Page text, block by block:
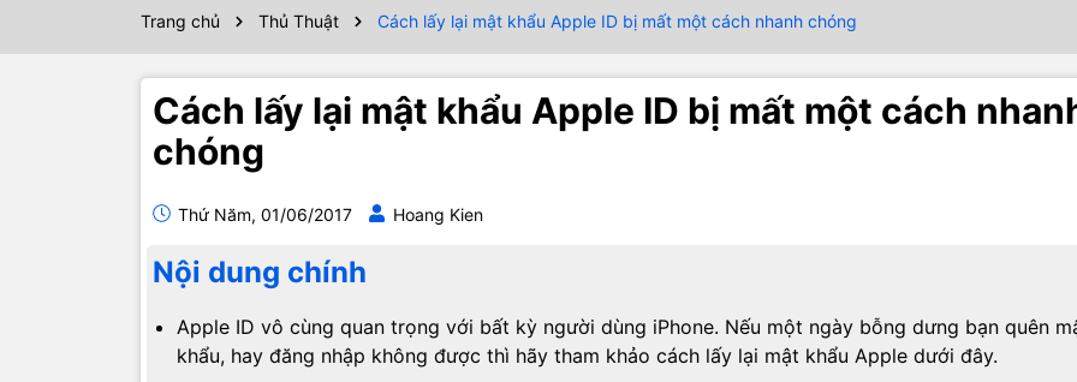
Trang chủ Thủ Thuật Cách lấy lại mật khẩu Apple ID bị mất một cách nhanh chóng
Cách lấy lại mật khẩu Apple ID bị mất một cách
chóng
Thứ Năm, 01/06/2017 Hoang Kien
Nội dung chính
Apple ID vô cùng quan trọng với bất kỳ người dùng iPhone. Nếu một ngày bỗng dưng bạn quên
khẩu, hay đăng nhập không được thì hãy tham khảo cách lấy lại mật khẩu Apple dưới đây.